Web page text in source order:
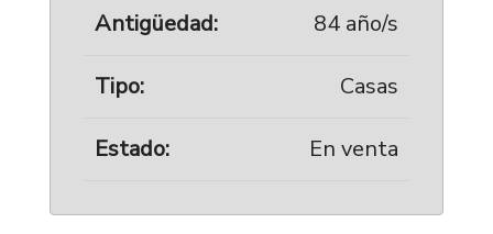
Antigüedad: 84 año/s
Tipo: Casas
Estado: En venta